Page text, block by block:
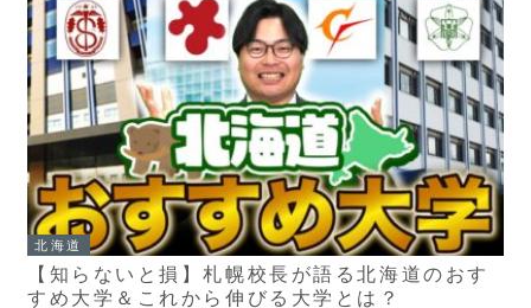
北海道
【知らないと損】札幌校長が語る北海道のおす
すめ大学＆これから伸びる大学とは？